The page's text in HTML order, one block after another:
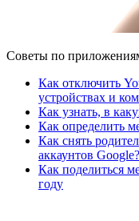
Советы по
Как отключить
устройствах и
Как узнать, в
Как определить
Как снять
аккаунтов Google?
Как поделиться
году